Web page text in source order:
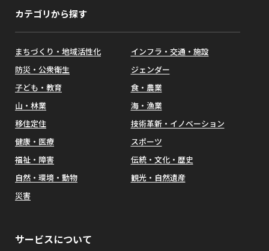
カテゴリから探す
まちづくり・地域活性化
インフラ・交通・施設
防災・公衆衛生
ジェンダー
子ども・教育
食・農業
山・林業
海・漁業
移住定住
技術革新・イノベーション
健康・医療
スポーツ
福祉・障害
伝統・文化・歴史
自然・環境・動物
観光・自然遺産
災害
サービスについて